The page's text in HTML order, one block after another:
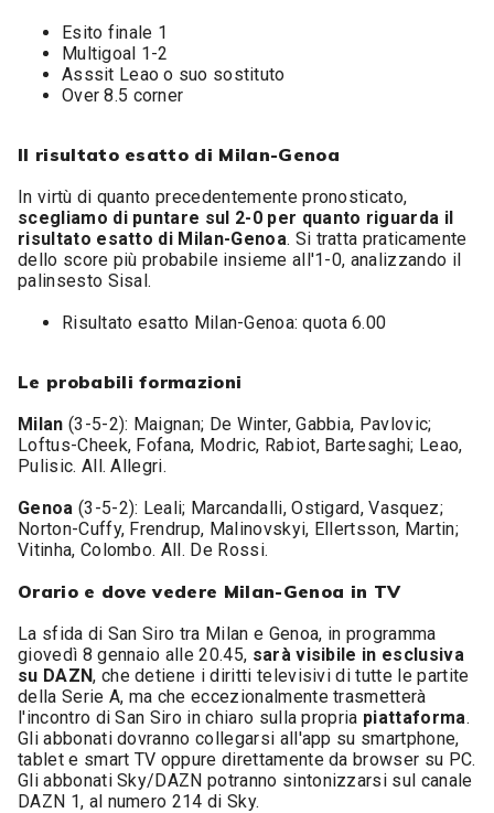
Esito finale 1
Multigoal 1-2
Asssit Leao o suo sostituto
Over 8.5 corner
Il risultato esatto di Milan-Genoa
In virtù di quanto precedentemente pronosticato,
scegliamo di puntare sul 2-0 per quanto riguarda il
risultato esatto di Milan-Genoa. Si tratta praticamente
dello score più probabile insieme all'1-0, analizzando il
palinsesto Sisal.
Risultato esatto Milan-Genoa: quota 6.00
Le probabili formazioni
Milan (3-5-2): Maignan; De Winter, Gabbia, Pavlovic;
Loftus-Cheek, Fofana, Modric, Rabiot, Bartesaghi; Leao,
Pulisic. All. Allegri.
Genoa (3-5-2): Leali; Marcandalli, Ostigard, Vasquez;
Norton-Cuffy, Frendrup, Malinovskyi, Ellertsson, Martin;
Vitinha, Colombo. All. De Rossi.
Orario e dove vedere Milan-Genoa in TV
La sfida di San Siro tra Milan e Genoa, in programma
giovedì 8 gennaio alle 20.45, sarà visibile in esclusiva
su DAZN, che detiene i diritti televisivi di tutte le partite
della Serie A, ma che eccezionalmente trasmetterà
l'incontro di San Siro in chiaro sulla propria piattaforma.
Gli abbonati dovranno collegarsi all'app su smartphone,
tablet e smart TV oppure direttamente da browser su PC.
Gli abbonati Sky/DAZN potranno sintonizzarsi sul canale
DAZN 1, al numero 214 di Sky.